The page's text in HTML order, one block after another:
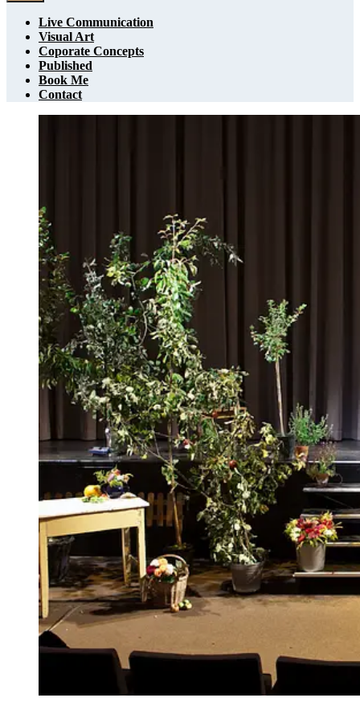
Live Communication
Visual Art
Coporate Concepts
Published
Book Me
Contact